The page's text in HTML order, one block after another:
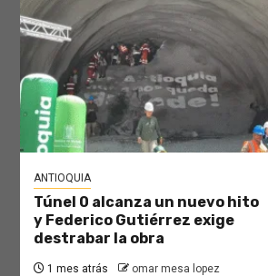
ANTIOQUIA
Túnel 0 alcanza un nuevo hito
y Federico Gutiérrez exige
destrabar la obra
1 mes atrás omar mesa lopez